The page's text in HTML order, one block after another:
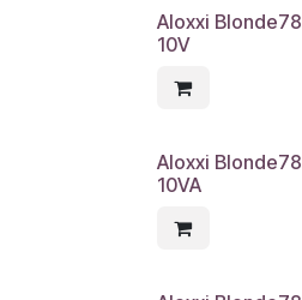
Aloxxi
10V
Aloxxi
10VA